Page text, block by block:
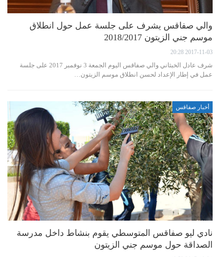
والي صفاقس يشرف على جلسة عمل حول انطلاق
موسم جني الزيتون 2018/2017
2017-11-03 20:28
شرف عادل الخبثاني والي صفاقس اليوم الجمعة 3 نوفمبر 2017 على جلسة
عمل في إطار الإعداد لحسن انطلاق موسم الزيتون…
أخبار صفاقس
نادي ليو صفاقس المتوسطي يقوم بنشاط داخل مدرسة
الصداقة حول موسم جني الزيتون